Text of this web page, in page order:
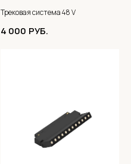
Трековая система 48 V
4 000 РУБ.